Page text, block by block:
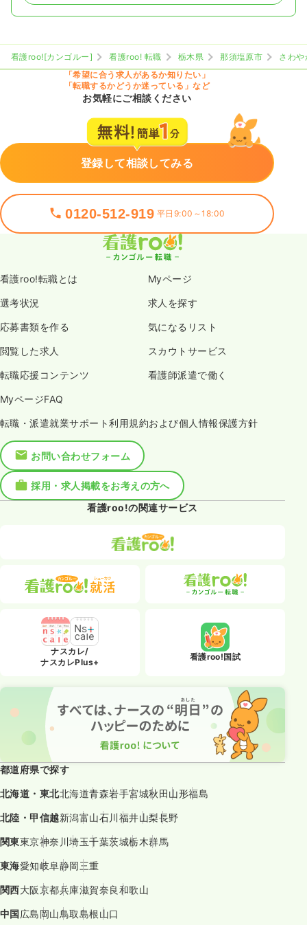
看護roo![カンゴルー] 看護roo! 転職 栃木県 那須塩原市
さわ
「希望に合う求人があるか知りたい」
「転職するかどうか迷っている」など
お気軽にご相談ください
登録して相談してみる
0120-512-919 平日9:00～18:00
看護roo!転職とは Myページ
選考状況 求人を探す
応募書類を作る 気になるリスト
閲覧した求人 スカウトサービス
転職応援コンテンツ 看護師派遣で働く
MyページFAQ
転職・派遣就業サポート利用規約および個人情報保護方針
お問い合わせフォーム
採用・求人掲載をお考えの方へ
看護roo!の関連サービス
ナスカレ/
ナスカレPlus+
看護roo!国試
都道府県で探す
北海道・東北北海道青森岩手宮城秋田山形福島
北陸・甲信越新潟富山石川福井山梨長野
関東東京神奈川埼玉千葉茨城栃木群馬
東海愛知岐阜静岡三重
関西大阪京都兵庫滋賀奈良和歌山
中国広島岡山鳥取島根山口